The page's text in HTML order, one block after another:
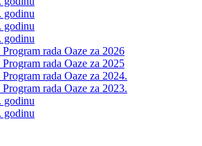
godinu
godinu
godinu
rada Oaze za 2026
rada Oaze za 2025
rada Oaze za 2024.
rada Oaze za 2023.
godinu
godinu